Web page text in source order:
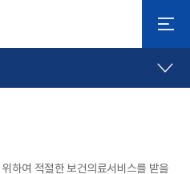
하여 적절한 보건의료서비스를 받을